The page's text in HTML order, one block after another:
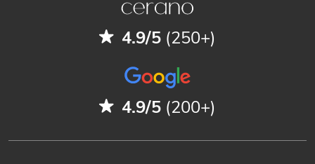
4.9/5 (250+)
4.9/5 (200+)